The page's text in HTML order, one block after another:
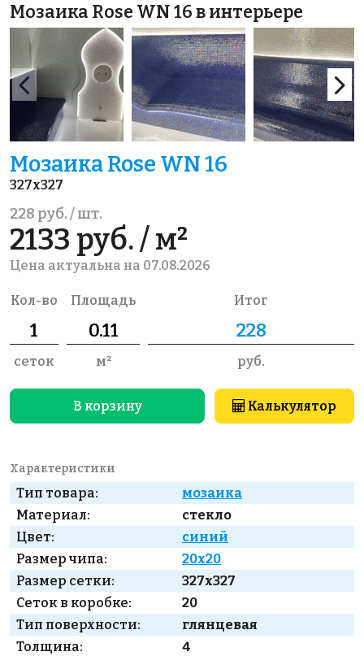
Мозаика Rose WN 16 в интерьере
Мозаика Rose WN 16
327x327
228 руб. / шт.
2133 руб. / м²
Цена актуальна на 07.08.2026
Кол-во
сеток
Площадь
м²
Итог
руб.
В корзину Калькулятор
Характеристики
Тип товара:
мозаика
Материал:
стекло
Цвет:
синий
Размер чипа:
20x20
Размер сетки:
327x327
Сеток в коробке:
20
Тип поверхности:
глянцевая
Толщина:
4